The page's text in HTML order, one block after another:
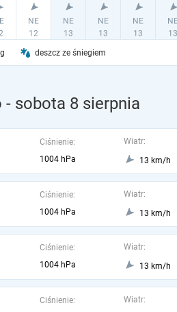
deszcz ze śniegiem
- sobota 8 sierpnia
Ciśnienie:
1004 hPa
Wiatr:
13 km/h
Ciśnienie:
1004 hPa
Wiatr:
13 km/h
Ciśnienie:
1004 hPa
Wiatr:
13 km/h
Ciśnienie:
Wiatr: